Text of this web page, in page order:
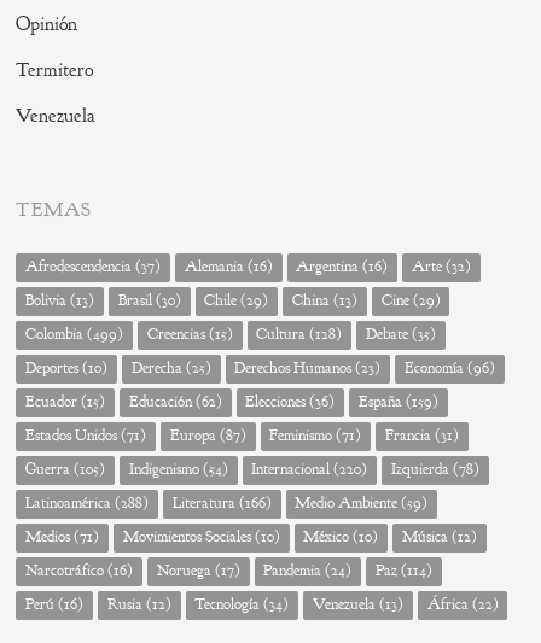
Opinión
Termitero
Venezuela
TEMAS
Afrodescendencia(37) Alemania(16) Argentina(16) Arte(32)
Bolivia(13) Brasil(30) Chile(29) China(13) Cine(29)
Colombia(499) Creencias(15) Cultura(128) Debate(35)
Deportes(10) Derecha(25) Derechos Humanos(23) Economía(96)
Ecuador(15) Educación(62) Elecciones(36) España(159)
Estados Unidos(71) Europa(87) Feminismo(71) Francia(31)
Guerra(105) Indigenismo(54) Internacional(220) Izquierda(78)
Latinoamérica(288) Literatura(166) Medio Ambiente(59)
Medios(71) Movimientos Sociales(10) México(10) Música(12)
Narcotráfico(16) Noruega(17) Pandemia(24) Paz(114)
Perú (16) Rusia(12) Tecnología(34) Venezuela(13) África(22)